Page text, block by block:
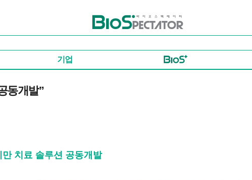
바이오스펙테이터
기업
동개발”
만 치료 솔루션 공동개발